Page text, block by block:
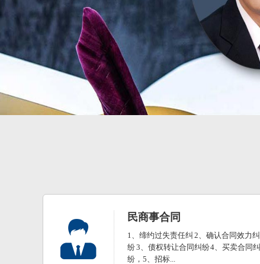
民商事合同
1、缔约过失责任纠 2、确认合同效力纠
纷 3、债权转让合同纠纷 4、买卖合同纠
纷，5、招标...